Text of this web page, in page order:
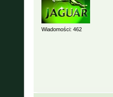
Wiadomości: 462